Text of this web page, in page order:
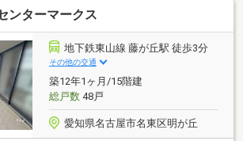
部分・南向き 日当たり・眺望良好・可動
LD（約11帖）と洋室2（約6帖）を一体利用
・1LDKの両スタイルに対応可能・ウォー
ロゼットをはじめ全居室に収納＋シューズイ
ト完備で、玄関まわりもすっきり【その
間ゴミ出し可能・防災備蓄倉庫設置（マン
）
ンターマークス
地下鉄東山線 藤が丘駅 徒歩3分
その他の交通
築12年1ヶ月/15階建
総戸数48戸
愛知県名古屋市名東区明が丘